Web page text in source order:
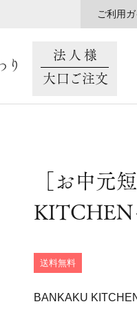
ご利用
り
法人様
大口ご注文
［お中元
KITCHEN
送料無料
BANKAKU